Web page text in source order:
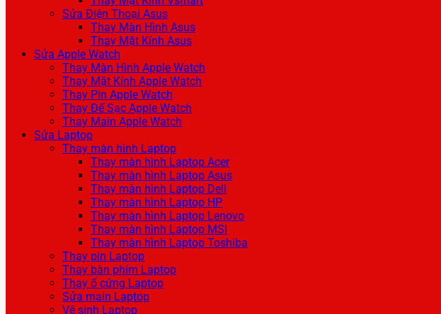
Sửa Điện Thoại Asus
Thay Màn Hình Asus
Thay Mặt Kính Asus
Sửa Apple Watch
Thay Màn Hình Apple Watch
Thay Mặt Kính Apple Watch
Thay Pin Apple Watch
Thay Đế Sạc Apple Watch
Thay Main Apple Watch
Sửa Laptop
Thay màn hình Laptop
Thay màn hình Laptop Acer
Thay màn hình Laptop Asus
Thay màn hình Laptop Dell
Thay màn hình Laptop HP
Thay màn hình Laptop Lenovo
Thay màn hình Laptop MSI
Thay màn hình Laptop Toshiba
Thay pin Laptop
Thay bàn phím Laptop
Thay ổ cứng Laptop
Sửa main Laptop
Vệ sinh Laptop